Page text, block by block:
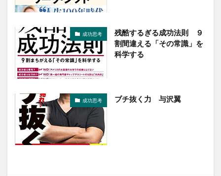
成功思考
残酷するぎる成功法則 ９
割間違える「その常識」を
科学する
成功思考 ブチ抜く力 与沢翼